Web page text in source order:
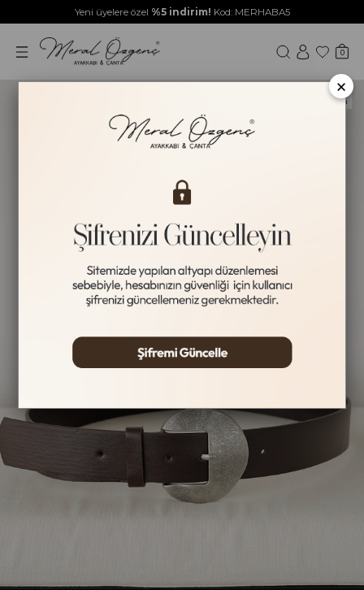
Yeni üyelere özel %5 indirim! Kod: MERHABA5
0
Yeni Ürün
×